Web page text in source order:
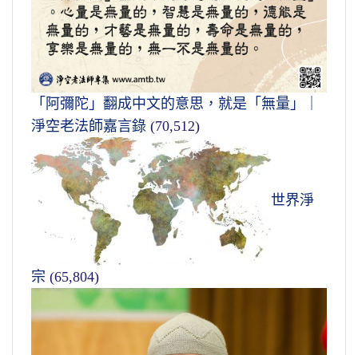
「阿彌陀」翻成中文的意思，就是「無量」｜
淨空老法師嘉言錄 (70,512)
世界淨
宗 (65,804)